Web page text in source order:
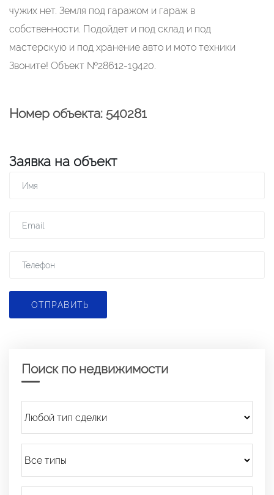
чужих нет. Земля под гаражом и гараж в
собственности. Подойдет и под склад и под
мастерскую и под хранение авто и мото техники
Звоните! Объект №28612-19420.
Номер объекта: 540281
Заявка на объект
ОТПРАВИТЬ
Поиск по недвижимости